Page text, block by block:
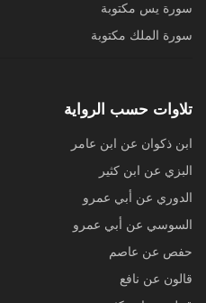
سورة يس مكتوبة
سورة الملك مكتوبة
تلاوات حسب الرواية
ابن ذكوان عن ابن عامر
البزي عن ابن كثير
الدوري عن أبي عمرو
السوسي عن أبي عمرو
حفص عن عاصم
قالون عن نافع